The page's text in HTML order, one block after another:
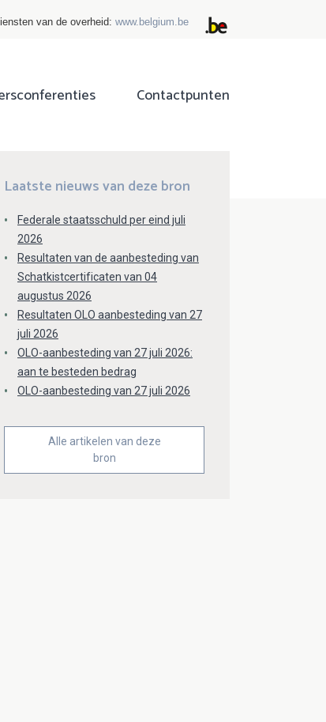
van de overheid: www.belgium.be
Contactpunten
Laatste nieuws van deze bron
Federale staatsschuld per eind juli
2026
Resultaten van de aanbesteding van
Schatkistcertificaten van 04
augustus 2026
Resultaten OLO aanbesteding van 27
juli 2026
OLO-aanbesteding van 27 juli 2026:
aan te besteden bedrag
OLO-aanbesteding van 27 juli 2026
Alle artikelen van deze
bron